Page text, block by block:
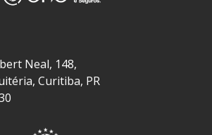
Neal, 148,
Curitiba, PR